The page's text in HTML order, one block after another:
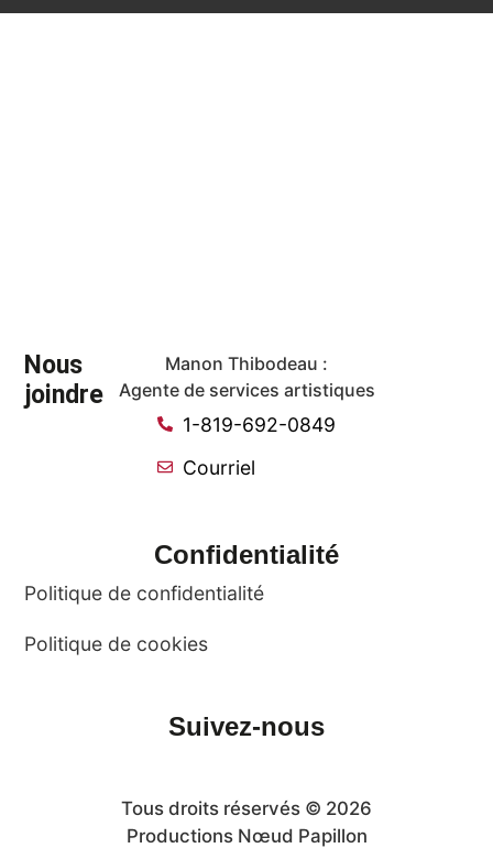
Nous
joindre
Manon Thibodeau :
Agente de services artistiques
1-819-692-0849
Courriel
Confidentialité
Politique de confidentialité
Politique de cookies
Suivez-nous
Tous droits réservés © 2026
Productions Nœud Papillon